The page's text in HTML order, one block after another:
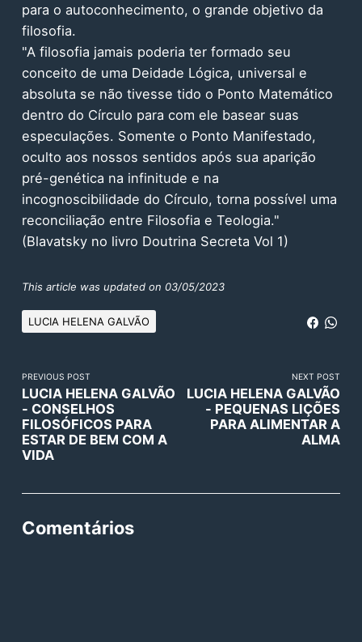
para o autoconhecimento, o grande objetivo da
filosofia.
"A filosofia jamais poderia ter formado seu
conceito de uma Deidade Lógica, universal e
absoluta se não tivesse tido o Ponto Matemático
dentro do Círculo para com ele basear suas
especulações. Somente o Ponto Manifestado,
oculto aos nossos sentidos após sua aparição
pré-genética na infinitude e na
incognoscibilidade do Círculo, torna possível uma
reconciliação entre Filosofia e Teologia."
(Blavatsky no livro Doutrina Secreta Vol 1)
This article was updated on 03/05/2023
LUCIA HELENA GALVÃO
PREVIOUS POST
LUCIA HELENA GALVÃO
- CONSELHOS
FILOSÓFICOS PARA
ESTAR DE BEM COM A
VIDA
NEXT POST
LUCIA HELENA GALVÃO
- PEQUENAS LIÇÕES
PARA ALIMENTAR A
ALMA
Comentários